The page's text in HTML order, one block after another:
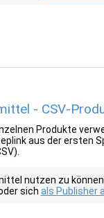
- CSV-
Produkte
aus der ersten
nutzen zu
sich als Publisher